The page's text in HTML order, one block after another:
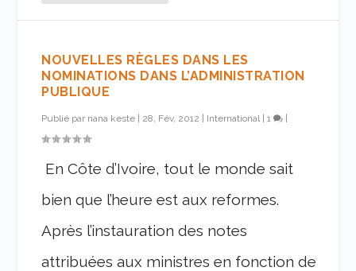
NOUVELLES RÈGLES DANS LES
NOMINATIONS DANS L’ADMINISTRATION
PUBLIQUE
Publié par nana keste | 28, Fév, 2012 | International |1 |
En Côte d’Ivoire, tout le monde sait
bien que l’heure est aux reformes.
Après l’instauration des notes
attribuées aux ministres en fonction de